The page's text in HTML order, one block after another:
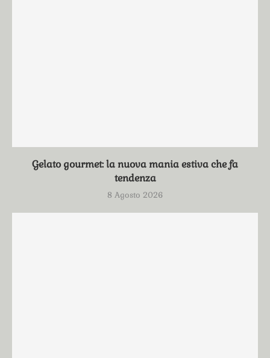
Gelato gourmet: la nuova mania estiva che fa
tendenza
8 Agosto 2026